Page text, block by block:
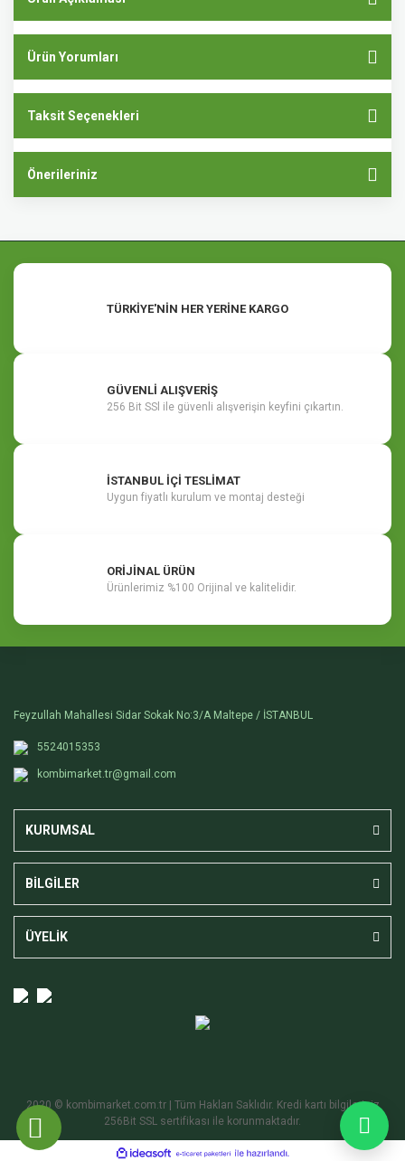
Ürün Yorumları
Taksit Seçenekleri
Önerileriniz
TÜRKİYE'NİN HER YERİNE KARGO
GÜVENLİ ALIŞVERİŞ
256 Bit SSl ile güvenli alışverişin keyfini çıkartın.
İSTANBUL İÇİ TESLİMAT
Uygun fiyatlı kurulum ve montaj desteği
ORİJİNAL ÜRÜN
Ürünlerimiz %100 Orijinal ve kalitelidir.
Feyzullah Mahallesi Sidar Sokak No:3/A Maltepe / İSTANBUL
5524015353
kombimarket.tr@gmail.com
KURUMSAL
BİLGİLER
ÜYELİK
2020 © kombimarket.com.tr | Tüm Hakları Saklıdır. Kredi kartı bilgileriniz
256Bit SSL sertifikası ile korunmaktadır.
ideasoft e-